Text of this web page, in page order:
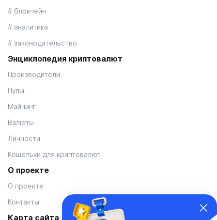
# блокчейн
# аналитика
# законодательство
Энциклопедия криптовалют
Производители
Пулы
Майнинг
Валюты
Личности
Кошельки для криптовалют
О проекте
О проекте
Контакты
Карта сайта